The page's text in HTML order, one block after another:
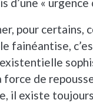
d’une «
pour certains,
fainéantise,
force de
il existe